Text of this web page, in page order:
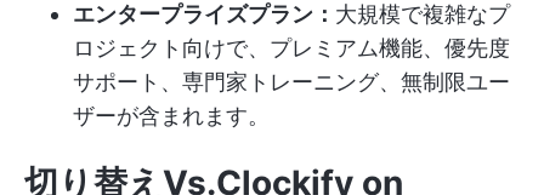
エンタープライズプラン： 大規模で複雑なプ
ロジェクト向けで、プレミアム機能、優先度
サポート、専門家トレーニング、無制限ユー
ザーが含まれます。
切り替えVs.Clockify on